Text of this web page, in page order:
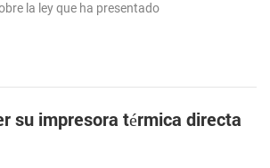
la ley que ha presentado
su impresora térmica directa